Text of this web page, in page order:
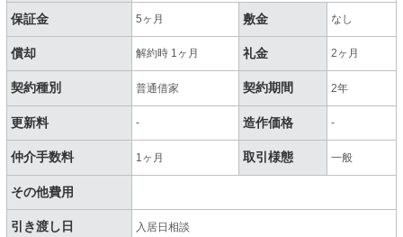
保証金 5ヶ月 敷金 なし
償却 解約時 1ヶ月 礼金 2ヶ月
契約種別 普通借家 契約期間 2年
更新料 - 造作価格 -
仲介手数料 1ヶ月 取引様態 一般
その他費用
引き渡し日 入居日相談